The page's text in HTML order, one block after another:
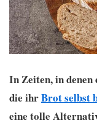
In Zeiten, in denen
die ihrBrot selbst
eine tolle